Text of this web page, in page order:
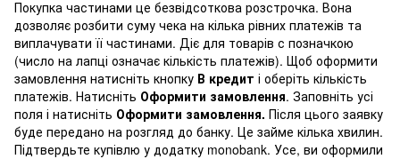
Покупка частинами це безвідсоткова розстрочка. Вона
дозволяє розбити суму чека на кілька рівних платежів та
виплачувати її частинами. Діє для товарів с позначкою
(число на лапці означає кількість платежів). Щоб оформити
замовлення натисніть кнопку В кредит і оберіть кількість
платежів. Натисніть Оформити замовлення. Заповніть усі
поля і натисніть Оформити замовлення. Після цього заявку
буде передано на розгляд до банку. Це займе кілька хвилин.
Підтвердьте купівлю у додатку monobank. Усе, ви оформили